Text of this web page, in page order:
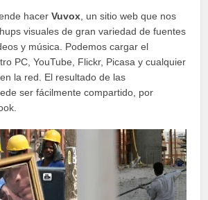
hacerVuvox , un sitio web que nos
visuales de gran variedad de fuentes
y música. Podemos cargar el
PC, YouTube, Flickr, Picasa y cualquier
la red. El resultado de las
ser fácilmente compartido, por